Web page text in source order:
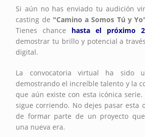
Si aún no has enviado tu audición
casting de "Camino a Somos Tú y
Tienes chance hasta el próximo
demostrar tu brillo y potencial a
digital.
La convocatoria virtual ha sido
demostrando el increíble talento y la
que aún existe con esta icónica serie.
sigue corriendo. No dejes pasar esta
de formar parte de un proyecto
una nueva era.